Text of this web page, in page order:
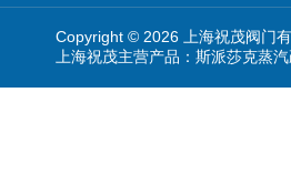
Copyright © 2026 上海祝茂阀门
上海祝茂主营产品：斯派莎克蒸